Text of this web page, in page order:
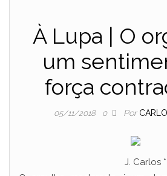
À Lupa | O
um
força
05/11/2018 0 Por
J. Carlos *